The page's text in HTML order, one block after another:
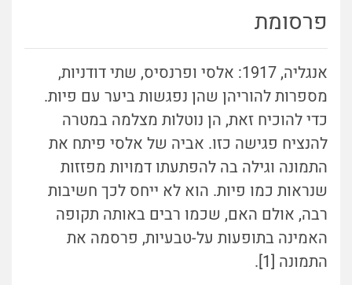
פרסומת
אנגליה, 1917: אלסי ופרנסיס, שתי דודניות,
מספרות להוריהן שהן נפגשות ביער עם פיות.
כדי להוכיח זאת, הן נוטלות מצלמה במטרה
להנציח פגישה כזו. אביה של אלסי פיתח את
התמונה וגילה בה להפתעתו דמויות מפזזות
שנראות כמו פיות. הוא לא ייחס לכך חשיבות
רבה, אולם האם, שכמו רבים באותה תקופה
האמינה בתופעות על-טבעיות, פרסמה את
התמונה [1].